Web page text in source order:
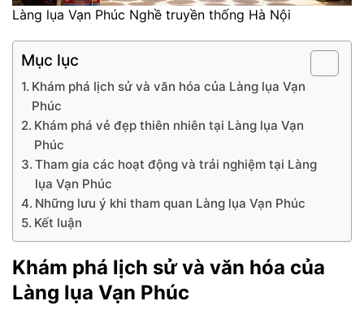
Làng lụa Vạn Phúc Nghề truyền thống Hà Nội
Mục lục
Khám phá lịch sử và văn hóa của Làng lụa Vạn
Phúc
Khám phá vẻ đẹp thiên nhiên tại Làng lụa Vạn
Phúc
Tham gia các hoạt động và trải nghiệm tại Làng
lụa Vạn Phúc
Những lưu ý khi tham quan Làng lụa Vạn Phúc
Kết luận
Khám phá lịch sử và văn hóa của
Làng lụa Vạn Phúc